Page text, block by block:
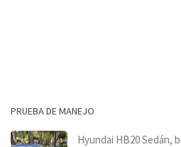
PRUEBA DE MANEJO
Hyundai HB20 Sedán,